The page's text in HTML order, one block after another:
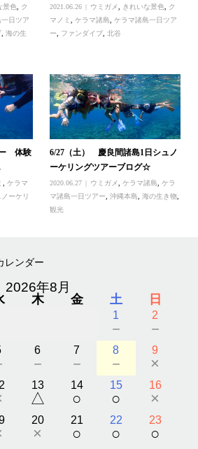
景色
ク
日ツア
, 海の生
2021.06.26 ウミガメ きれいな景色
ク
マノミ
,ケラマ諸島 ,ケラマ諸島一日ツア
ー
ファンダイブ ,北谷
ー 体験
ケラマ
ノーケリ
6/27（土） 慶良間諸島1日シュノ
ーケリングツアーブログ☆
2020.06.27 ウミガメ ,ケラマ諸島 ,ケラ
マ諸島一日ツアー
,沖縄本島 ,海の生き物
観光
レンダー
2026年8月
木 金 土 日
1
－
2
－
6
－
7
－
8
－
9
×
13
△
14
○
15
○
16
×
20
×
21
○
22
○
23
○